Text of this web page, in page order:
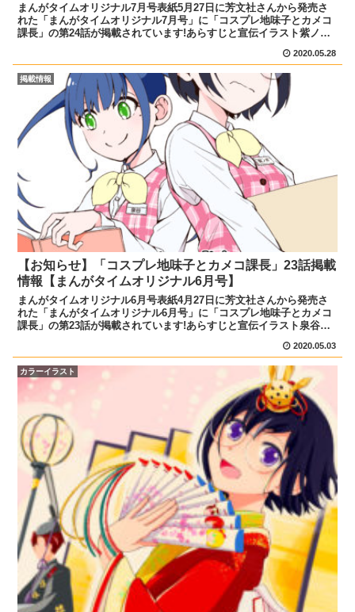
まんがタイムオリジナル7月号表紙5月27日に芳文社さんから発売さ
れた「まんがタイムオリジナル7月号」に「コスプレ地味子とカメコ
課長」の第24話が掲載されています!あらすじと宣伝イラスト紫ノ井
2020.05.28
掲載情報
【お知らせ】「コスプレ地味子とカメコ課長」23話掲載
情報【まんがタイムオリジナル6月号】
まんがタイムオリジナル6月号表紙4月27日に芳文社さんから発売さ
れた「まんがタイムオリジナル6月号」に「コスプレ地味子とカメコ
課長」の第23話が掲載されています!あらすじと宣伝イラスト泉谷ち
2020.05.03
カラーイラスト